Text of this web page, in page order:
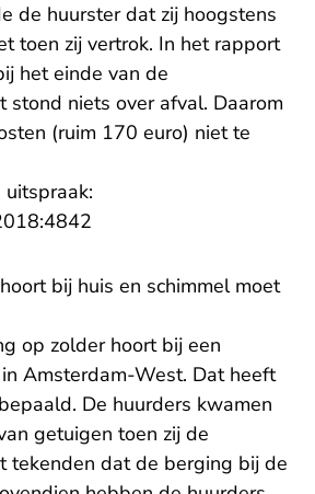
de huurster dat zij hoogstens
toen zij vertrok. In het rapport
het einde van de
stond niets over afval. Daarom
(ruim 170 euro) niet te
bij huis en schimmel moet
op zolder hoort bij een
Amsterdam-West. Dat heeft
De huurders kwamen
getuigen toen zij de
tekenden dat de berging bij de